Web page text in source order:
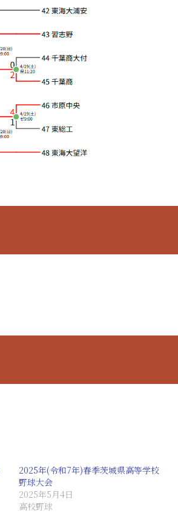
2025年(令和7年)春季茨城県高等学校
野球大会
2025年5月4日
高校野球